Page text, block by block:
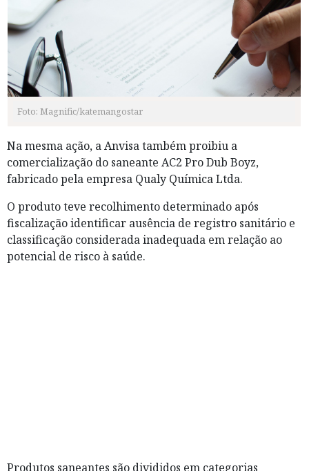
Foto: Magnific/katemangostar
Na mesma ação, a Anvisa também proibiu a
comercialização do saneante AC2 Pro Dub Boyz,
fabricado pela empresa Qualy Química Ltda.
O produto teve recolhimento determinado após
fiscalização identificar ausência de registro sanitário e
classificação considerada inadequada em relação ao
potencial de risco à saúde.
Produtos saneantes são divididos em categorias